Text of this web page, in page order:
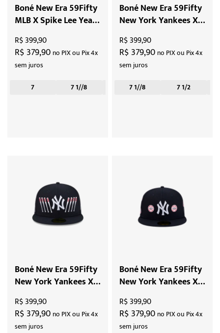
Boné New Era 59Fifty
MLB X Spike Lee Years
R$ 379,90 no PIX ou Pix 4x
sem juros
R$ 399,90
7 7 1//8 7 1/2 7 1/4
Boné New Era 59Fifty
New York Yankees X
"Navy"
R$ 379,90 no PIX ou Pix 4x
sem juros
R$ 399,90
7 1//8 7 1/2
Boné New Era 59Fifty
New York Yankees X
Spike Lee Bats "Navy"
R$ 379,90 no PIX ou Pix 4x
sem juros
R$ 399,90
Boné New Era 59Fifty
New York Yankees X
Spike Lee Baseballs
"Navy"
R$ 379,90 no PIX ou Pix 4x
sem juros
R$ 399,90